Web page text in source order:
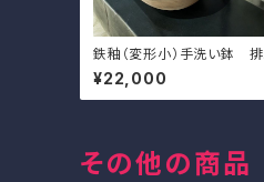
鉄釉（変形小）手洗い鉢 排
水金具付き
¥22,000
その他の商品